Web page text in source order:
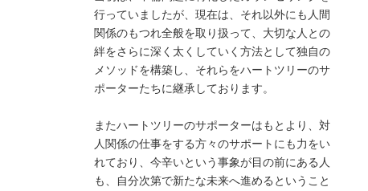
行っていましたが、現在は、それ以外にも人間
関係のもつれ全般を取り扱って、大切な人との
絆をさらに深く太くしていく方法として独自の
メソッドを構築し、それらをハートツリーのサ
ポーターたちに継承しております。
またハートツリーのサポーターはもとより、対
人関係の仕事をする方々のサポートにも力をい
れており、今辛いという事象が目の前にある人
も、自分次第で新たな未来へ進めるということ